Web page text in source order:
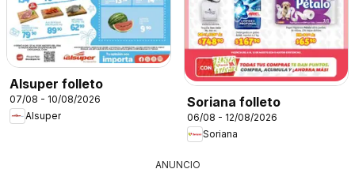
Alsuper folleto
07/08 - 10/08/2026
Alsuper
Soriana folleto
06/08 - 12/08/2026
Soriana
ANUNCIO